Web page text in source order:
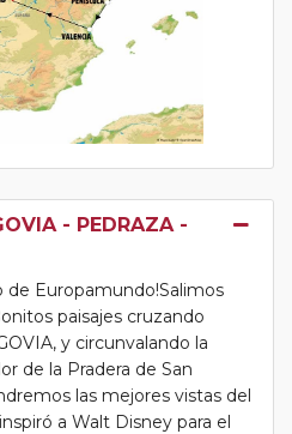
- PEDRAZA -
de Europamundo!Salimos
paisajes cruzando
y circunvalando la
de la Pradera de San
las mejores vistas del
a Walt Disney para el